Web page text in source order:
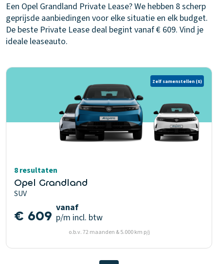
Een Opel Grandland Private Lease? We hebben 8 scherp
geprijsde aanbiedingen voor elke situatie en elk budget.
De beste Private Lease deal begint vanaf € 609. Vind je
ideale leaseauto.
Zelf samenstellen (8)
8 resultaten
Opel Grandland
SUV
€ 609 vanaf
p/m incl. btw
o.b.v. 72 maanden & 5.000 km p/j